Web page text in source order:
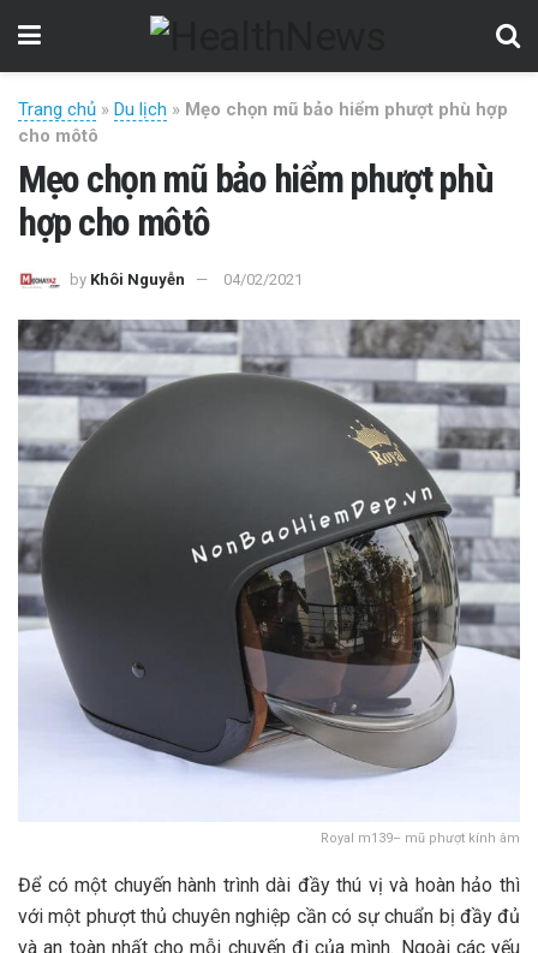
Trang chủ » Du lịch » Mẹo chọn mũ bảo hiểm phượt phù hợp
cho môtô
Mẹo chọn mũ bảo hiểm phượt phù
hợp cho môtô
by Khôi Nguyễn 04/02/2021
Royal m139– mũ phượt kính âm
Để có một chuyến hành trình dài đầy thú vị và hoàn hảo thì
với một phượt thủ chuyên nghiệp cần có sự chuẩn bị đầy đủ
và an toàn nhất cho mỗi chuyến đi của mình. Ngoài các yếu